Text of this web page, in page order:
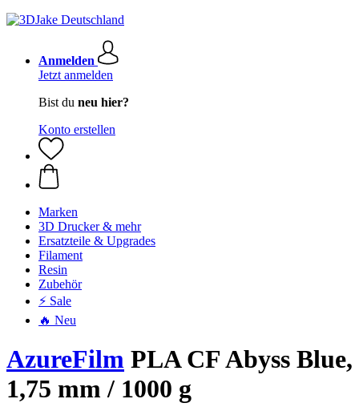
Anmelden
Jetzt anmelden
Bist du neu hier?
Konto erstellen
Marken
3D Drucker & mehr
Ersatzteile & Upgrades
Filament
Resin
Zubehör
⚡ Sale
🔥 Neu
AzureFilm PLA CF Abyss Blue,
1,75 mm / 1000 g